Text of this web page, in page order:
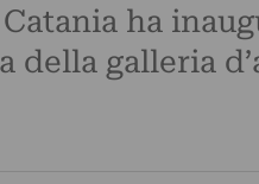
ha
galleria